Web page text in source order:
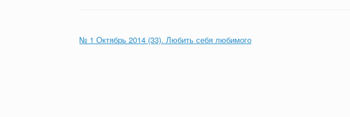
№ 1 Октябрь 2014 (33). Любить себя любимого